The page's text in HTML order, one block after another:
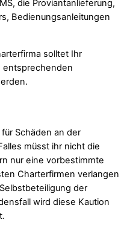
die Proviantanlieferung,
Bedienungsanleitungen
solltet Ihr
entsprechenden
Schäden an der
müsst ihr nicht die
nur eine vorbestimmte
Charterfirmen verlangen
der
wird diese Kaution